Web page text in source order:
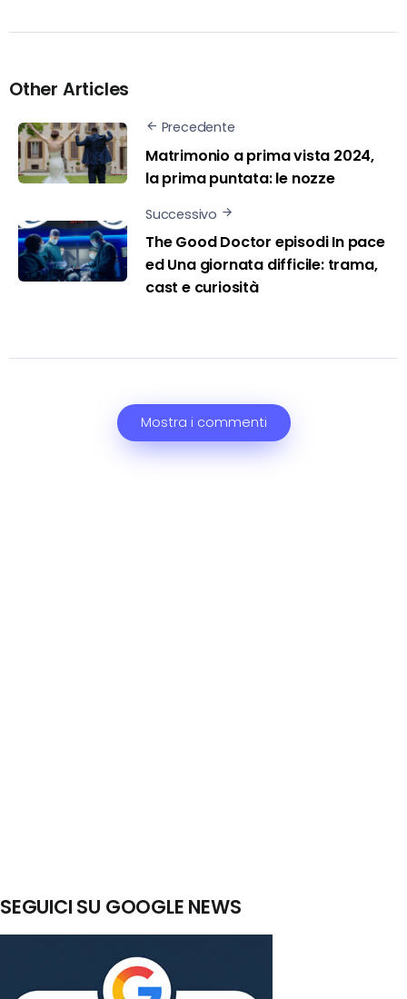
Other Articles
Precedente
Matrimonio a prima vista 2024,
la prima puntata: le nozze
Successivo
The Good Doctor episodi In pace
ed Una giornata difficile: trama,
cast e curiosità
Mostra i commenti
SEGUICI SU GOOGLE NEWS